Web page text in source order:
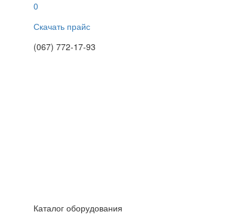
0
Скачать прайс
(067) 772-17-93
Каталог оборудования